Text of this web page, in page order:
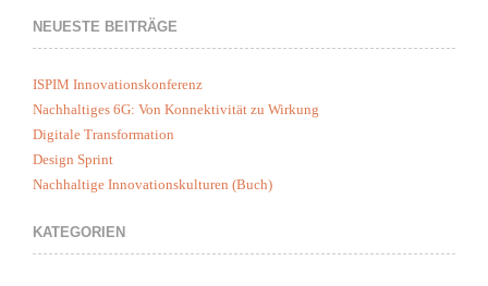
NEUESTE BEITRÄGE
ISPIM Innovationskonferenz
Nachhaltiges 6G: Von Konnektivität zu Wirkung
Digitale Transformation
Design Sprint
Nachhaltige Innovationskulturen (Buch)
KATEGORIEN